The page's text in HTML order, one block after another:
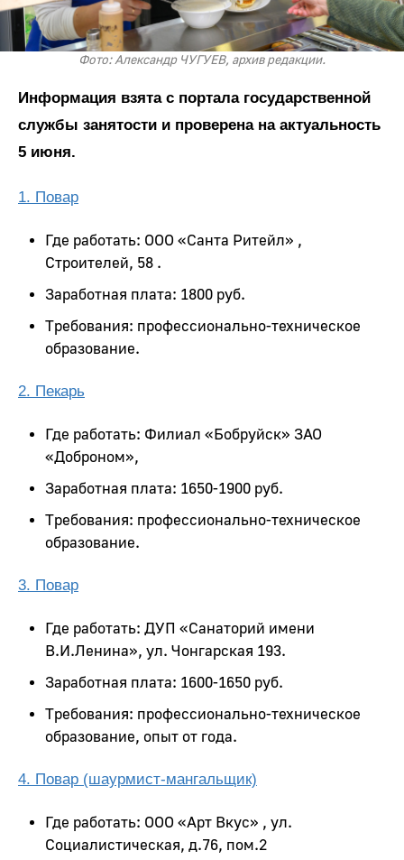
Фото: Александр ЧУГУЕВ, архив редакции.
Информация взята с портала государственной
службы занятости и проверена на актуальность
5 июня.
1. Повар
Где работать: ООО «Санта Ритейл» ,
Строителей, 58 .
Заработная плата: 1800 руб.
Требования: профессионально-техническое
образование.
2. Пекарь
Где работать: Филиал «Бобруйск» ЗАО
«Доброном»,
Заработная плата: 1650-1900 руб.
Требования: профессионально-техническое
образование.
3. Повар
Где работать: ДУП «Санаторий имени
В.И.Ленина», ул. Чонгарская 193.
Заработная плата: 1600-1650 руб.
Требования: профессионально-техническое
образование, опыт от года.
4. Повар (шаурмист-мангальщик)
Где работать: ООО «Арт Вкус» , ул.
Социалистическая, д.76, пом.2